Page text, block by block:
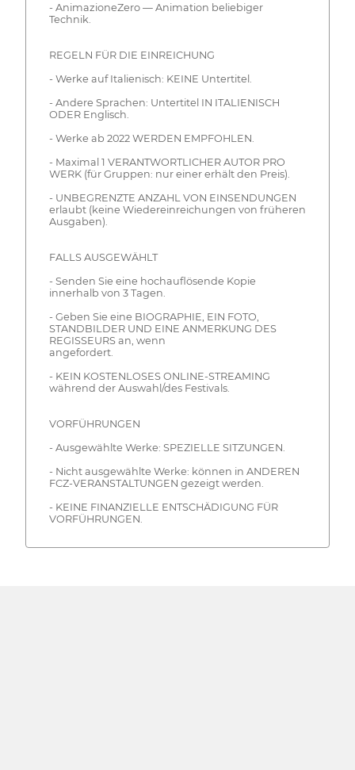
- AnimazioneZero — Animation beliebiger
Technik.
REGELN FÜR DIE EINREICHUNG
- Werke auf Italienisch: KEINE Untertitel.
- Andere Sprachen: Untertitel IN ITALIENISCH
ODER Englisch.
- Werke ab 2022 WERDEN EMPFOHLEN.
- Maximal 1 VERANTWORTLICHER AUTOR PRO
WERK (für Gruppen: nur einer erhält den Preis).
- UNBEGRENZTE ANZAHL VON EINSENDUNGEN
erlaubt (keine Wiedereinreichungen von früheren
Ausgaben).
FALLS AUSGEWÄHLT
- Senden Sie eine hochauflösende Kopie
innerhalb von 3 Tagen.
- Geben Sie eine BIOGRAPHIE, EIN FOTO,
STANDBILDER UND EINE ANMERKUNG DES
REGISSEURS an, wenn
angefordert.
- KEIN KOSTENLOSES ONLINE-STREAMING
während der Auswahl/des Festivals.
VORFÜHRUNGEN
- Ausgewählte Werke: SPEZIELLE SITZUNGEN.
- Nicht ausgewählte Werke: können in ANDEREN
FCZ-VERANSTALTUNGEN gezeigt werden.
- KEINE FINANZIELLE ENTSCHÄDIGUNG FÜR
VORFÜHRUNGEN.